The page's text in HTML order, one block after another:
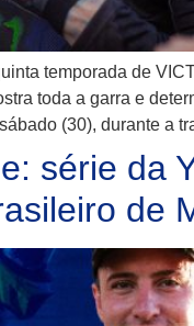
temporada de
toda a garra e
(30), durante a
série da
de